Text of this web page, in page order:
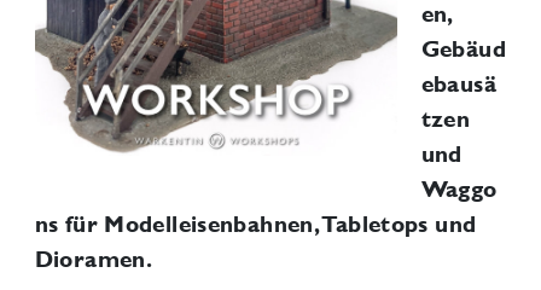
en,
Gebäud
ebausä
tzen
und
Waggo
ns für Modelleisenbahnen, Tabletops und
Dioramen.